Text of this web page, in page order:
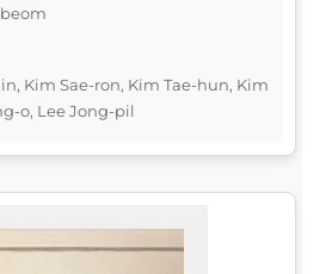
Kim Sae-ron, Kim Tae-hun, Kim
o, Lee Jong-pil